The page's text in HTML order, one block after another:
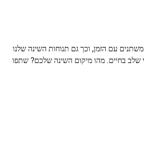
עם הזמן, וכך גם תנוחות השינה שלנו
שלב בחיים. מהו מיקום השינה שלכם? שתפו